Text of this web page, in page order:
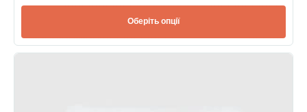
Оберіть опції